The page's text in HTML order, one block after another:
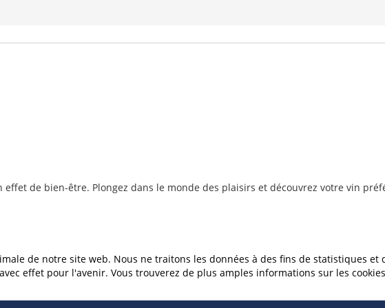
de bien-être. Plongez dans le monde des plaisirs et découvrez votre vin
de notre site web. Nous ne traitons les données à des fins de statistiques et
effet pour l'avenir. Vous trouverez de plus amples informations sur les